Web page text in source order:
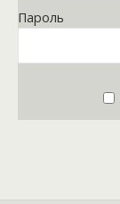
Пароль